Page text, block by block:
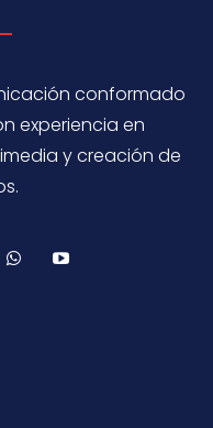
conformado
experiencia en
y creación de